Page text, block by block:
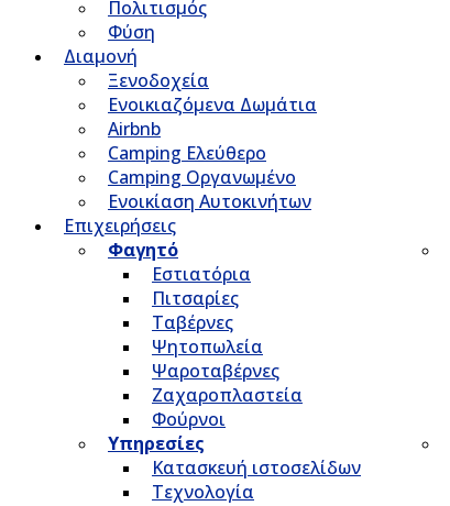
Πολιτισμός
Φύση
Διαμονή
Ξενοδοχεία
Ενοικιαζόμενα Δωμάτια
Airbnb
Camping Ελεύθερο
Camping Οργανωμένο
Ενοικίαση Αυτοκινήτων
Επιχειρήσεις
Φαγητό
Εστιατόρια
Πιτσαρίες
Ταβέρνες
Ψητοπωλεία
Ψαροταβέρνες
Ζαχαροπλαστεία
Φούρνοι
Υπηρεσίες
Κατασκευή ιστοσελίδων
Τεχνολογία